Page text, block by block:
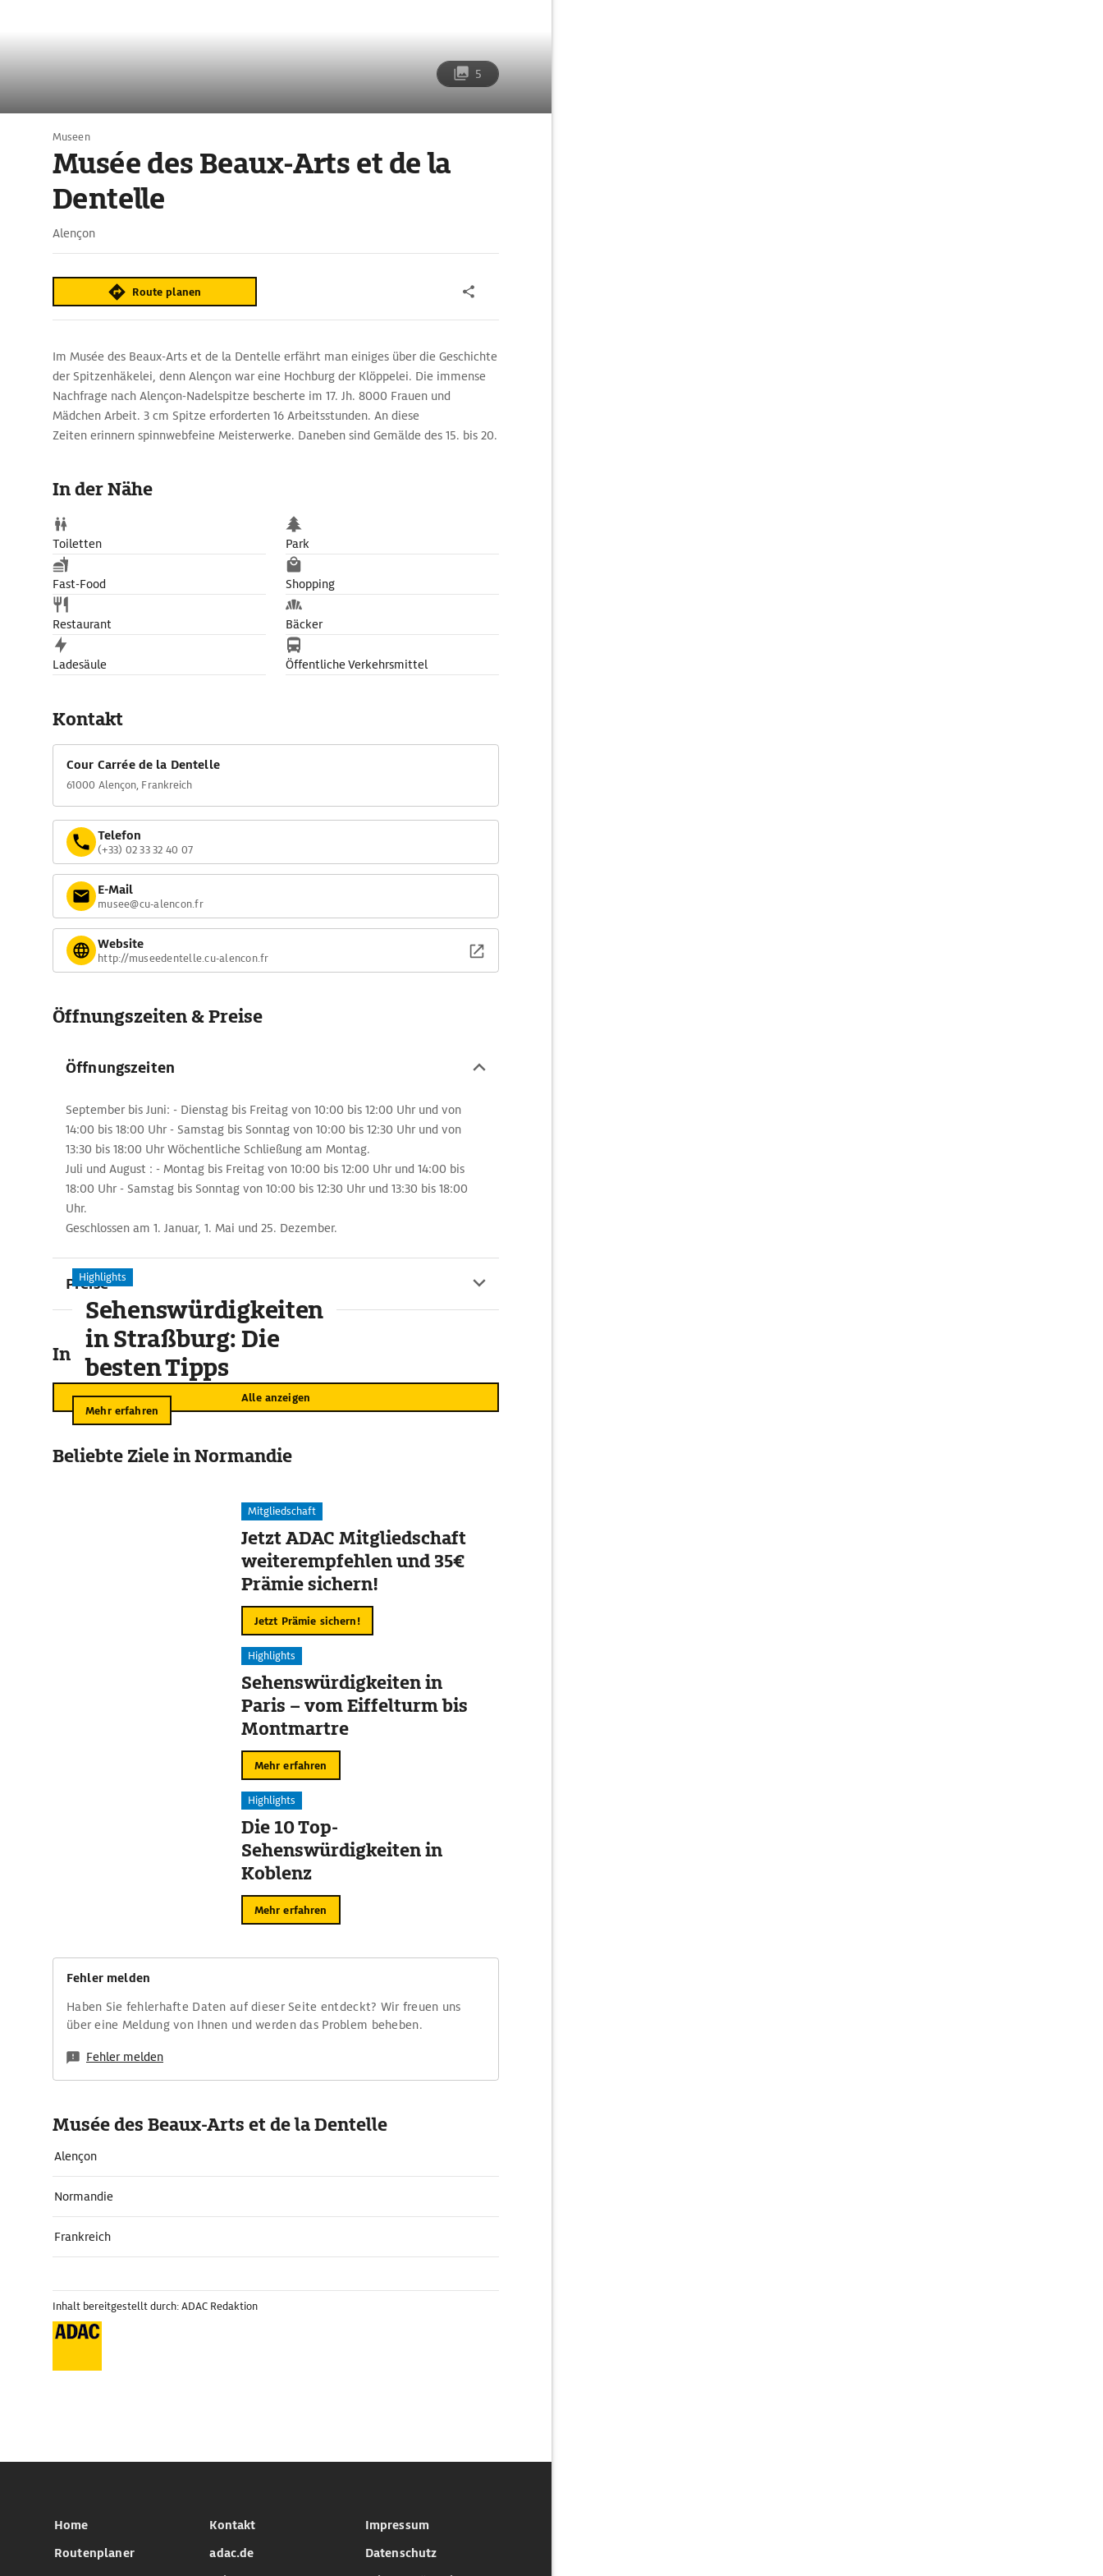
5
Museen
Musée des Beaux-Arts et de la
Dentelle
Alençon
Route planen
Im Musée des Beaux-Arts et de la Dentelle erfährt man einiges über die Geschichte
der Spitzenhäkelei, denn Alençon war eine Hochburg der Klöppelei. Die immense
Nachfrage nach Alençon-Nadelspitze bescherte im 17. Jh. 8000 Frauen und
Mädchen Arbeit. 3 cm Spitze erforderten 16 Arbeitsstunden. An diese
Zeiten erinnern spinnwebfeine Meisterwerke. Daneben sind Gemälde des 15. bis 20.
In der Nähe
Toiletten Park
Fast-Food Shopping
Restaurant Bäcker
Ladesäule Öffentliche Verkehrsmittel
Kontakt
Cour Carrée de la Dentelle
61000 Alençon, Frankreich
Telefon
(+33) 02 33 32 40 07
E-Mail
musee@cu-alencon.fr
Website
http://museedentelle.cu-alencon.fr
Öffnungszeiten & Preise
Öffnungszeiten
September bis Juni: - Dienstag bis Freitag von 10:00 bis 12:00 Uhr und von
14:00 bis 18:00 Uhr - Samstag bis Sonntag von 10:00 bis 12:30 Uhr und von
13:30 bis 18:00 Uhr Wöchentliche Schließung am Montag.
Juli und August : - Montag bis Freitag von 10:00 bis 12:00 Uhr und 14:00 bis
18:00 Uhr - Samstag bis Sonntag von 10:00 bis 12:30 Uhr und 13:30 bis 18:00
Uhr.
Geschlossen am 1. Januar, 1. Mai und 25. Dezember.
Preise
In der Umgebung
Alle anzeigen
Highlights
Sehenswürdigkeiten
in Straßburg: Die
besten Tipps
Mehr erfahren
Beliebte Ziele in Normandie
Mitgliedschaft
Jetzt ADAC Mitgliedschaft
weiterempfehlen und 35€
Prämie sichern!
Jetzt Prämie sichern!
Highlights
Sehenswürdigkeiten in
Paris – vom Eiffelturm bis
Montmartre
Mehr erfahren
Highlights
Die 10 Top-
Sehenswürdigkeiten in
Koblenz
Mehr erfahren
Fehler melden
Haben Sie fehlerhafte Daten auf dieser Seite entdeckt? Wir freuen uns
über eine Meldung von Ihnen und werden das Problem beheben.
Fehler melden
Musée des Beaux-Arts et de la Dentelle
Alençon
Normandie
Frankreich
Inhalt bereitgestellt durch: ADAC Redaktion
Home
Routenplaner
Kontakt
adac.de
Impressum
Datenschutz